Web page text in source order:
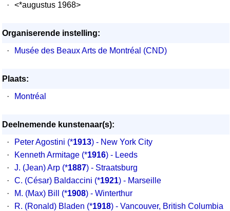
·
<*augustus 1968>
Organiserende instelling:
·
Musée des Beaux Arts de Montréal (CND)
Plaats:
·
Montréal
Deelnemende kunstenaar(s):
·
Peter Agostini (*1913) - New York City
·
Kenneth Armitage (*1916) - Leeds
·
J. (Jean) Arp (*1887) - Straatsburg
·
C. (César) Baldaccini (*1921) - Marseille
·
M. (Max) Bill (*1908) - Winterthur
·
R. (Ronald) Bladen (*1918) - Vancouver, British Columbia